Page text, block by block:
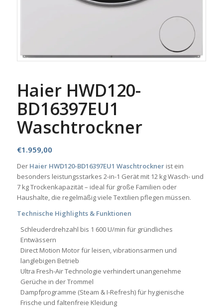
Haier HWD120-
BD16397EU1
Waschtrockner
€1.959,00
Der Haier HWD120-BD16397EU1 Waschtrocknerist ein
besonders leistungsstarkes 2-in-1 Gerät mit 12 kg Wasch- und
7 kg Trockenkapazität – ideal für große Familien oder
Haushalte, die regelmäßig viele Textilien pflegen müssen.
Technische Highlights & Funktionen
Schleuderdrehzahl bis 1 600 U/min für gründliches
Entwässern
Direct Motion Motor für leisen, vibrationsarmen und
langlebigen Betrieb
Ultra Fresh-Air Technologie verhindert unangenehme
Gerüche in der Trommel
Dampfprogramme (Steam & I-Refresh) für hygienische
Frische und faltenfreie Kleidung